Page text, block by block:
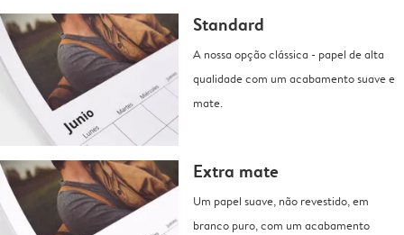
Standard
A nossa opção clássica - papel de alta
qualidade com um acabamento suave e
mate.
Extra mate
Um papel suave, não revestido, em
branco puro, com um acabamento